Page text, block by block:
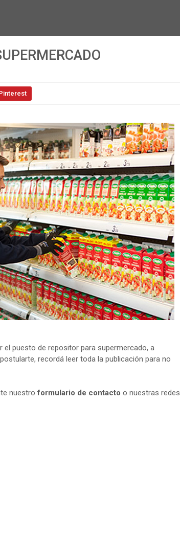
puesto de repositor para supermercado, a
recordá leer toda la publicación para no
nuestroformulario de contacto o nuestras redes